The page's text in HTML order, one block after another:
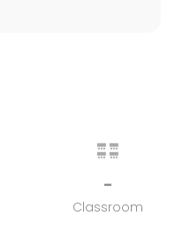
-
Classroom